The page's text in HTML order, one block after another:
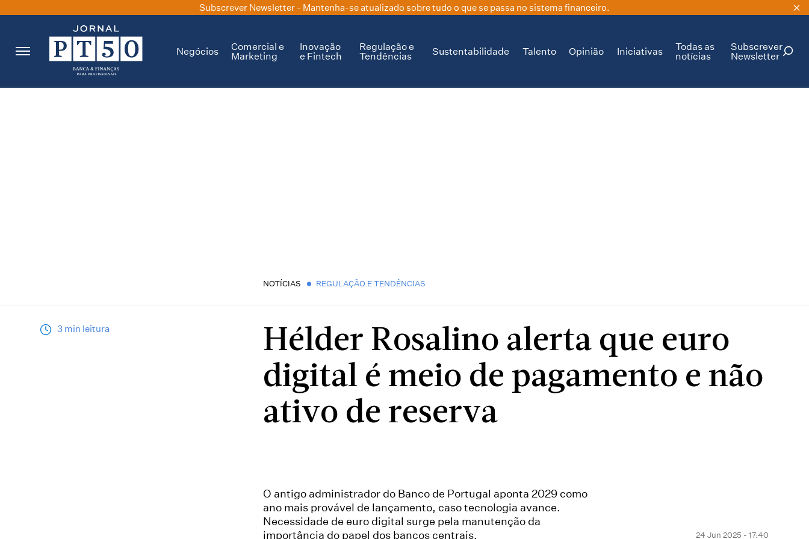
Subscrever Newsletter - Mantenha-se atualizado sobre tudo o que se passa no sistema financeiro.
Negócios
Comercial e
Marketing
Inovação
e Fintech
Regulação e
Tendências
Sustentabilidade Talento Opinião Iniciativas
Todas as
notícias
Subscrever
Newsletter
NOTÍCIAS REGULAÇÃO E TENDÊNCIAS
3 min leitura
Hélder Rosalino alerta que euro
digital é meio de pagamento e não
ativo de reserva
O antigo administrador do Banco de Portugal aponta 2029 como
ano mais provável de lançamento, caso tecnologia avance.
Necessidade de euro digital surge pela manutenção da
importância do papel dos bancos centrais.
24 Jun 2025 - 17:40